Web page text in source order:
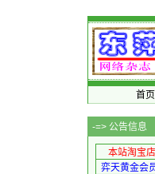
首页
-=> 公告信息
本站淘宝
弈天黄金会